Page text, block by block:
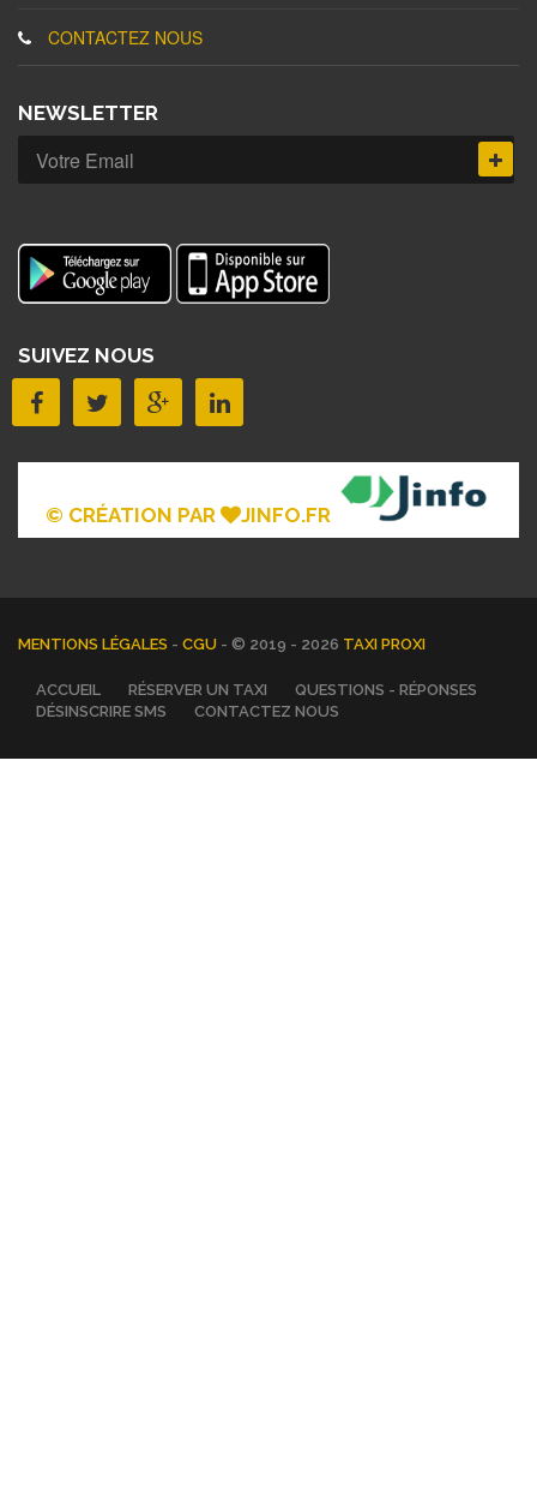
CONTACTEZ NOUS
NEWSLETTER
SUIVEZ NOUS
© CRÉATION PAR JINFO.FR
MENTIONS LÉGALES - CGU - © 2019 - 2026 TAXI PROXI
ACCUEIL RÉSERVER UN TAXI
QUESTIONS - RÉPONSES
DÉSINSCRIRE SMS
CONTACTEZ NOUS